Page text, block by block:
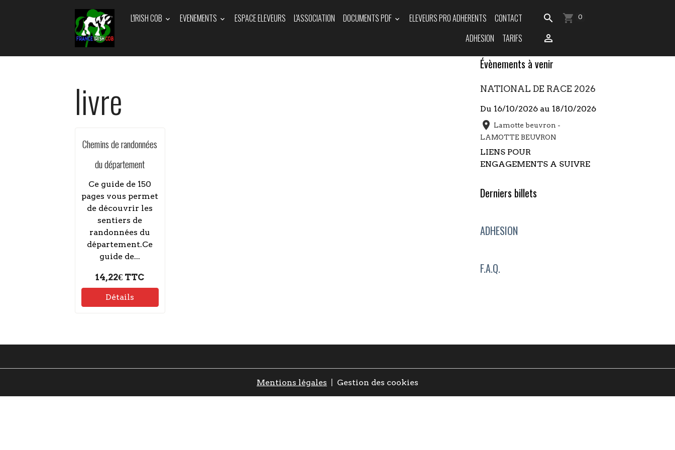
L'IRISH COB EVENEMENTS ESPACE ELEVEURS L'ASSOCIATION DOCUMENTS PDF ELEVEURS PRO ADHERENTS
CONTACT
ADHESION
TARIFS
0
livre
Chemins de randonnées
du département
Ce guide de 150
pages vous permet
de découvrir les
sentiers de
randonnées du
département.Ce
guide de...
14,22€ TTC
Détails
Évènements à venir
NATIONAL DE RACE 2026
Du 16/10/2026 au 18/10/2026
Lamotte beuvron -
LAMOTTE BEUVRON
LIENS POUR
ENGAGEMENTS A SUIVRE
Derniers billets
ADHESION
F.A.Q.
Mentions légales Gestion des cookies